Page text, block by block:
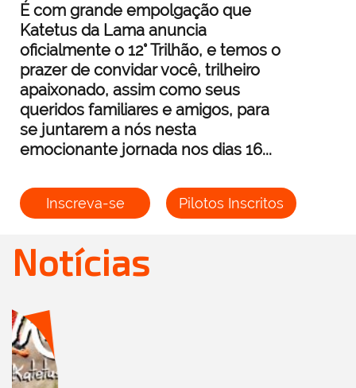
É com grande empolgação que
Katetus da Lama anuncia
oficialmente o 12° Trilhão, e temos o
prazer de convidar você, trilheiro
apaixonado, assim como seus
queridos familiares e amigos, para
se juntarem a nós nesta
emocionante jornada nos dias 16...
Inscreva-se Pilotos Inscritos
Notícias